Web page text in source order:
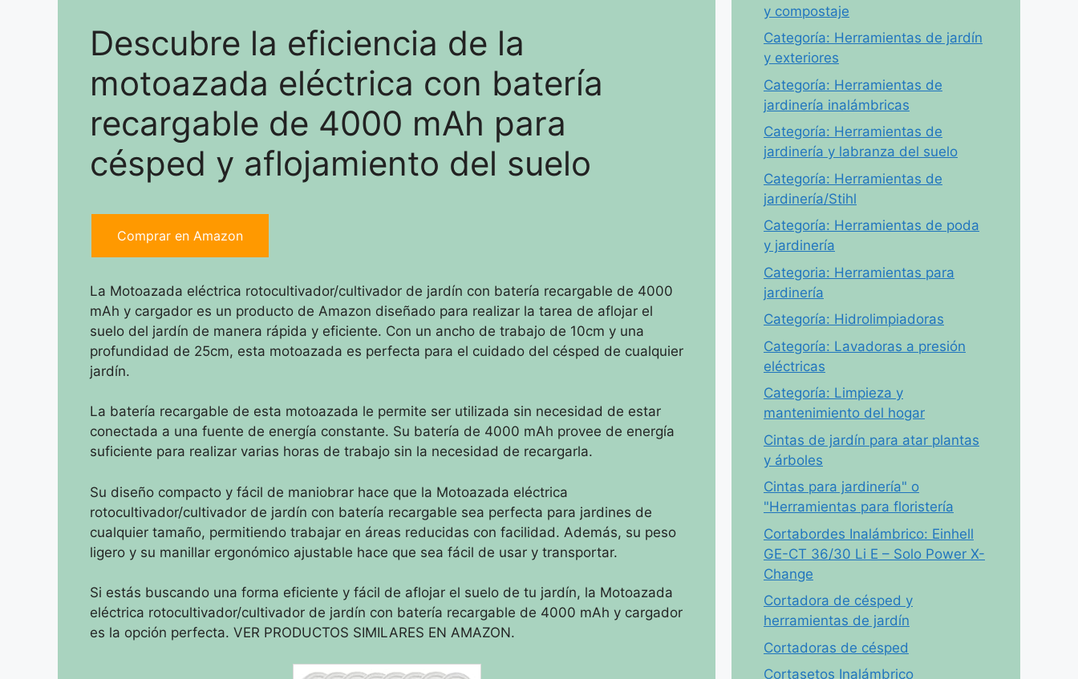
Descubre la eficiencia de la
motoazada eléctrica con batería
recargable de 4000 mAh para
césped y aflojamiento del suelo
Comprar en Amazon
La Motoazada eléctrica rotocultivador/cultivador de jardín con batería recargable de 4000
mAh y cargador es un producto de Amazon diseñado para realizar la tarea de aflojar el
suelo del jardín de manera rápida y eficiente. Con un ancho de trabajo de 10cm y una
profundidad de 25cm, esta motoazada es perfecta para el cuidado del césped de cualquier
jardín.
La batería recargable de esta motoazada le permite ser utilizada sin necesidad de estar
conectada a una fuente de energía constante. Su batería de 4000 mAh provee de energía
suficiente para realizar varias horas de trabajo sin la necesidad de recargarla.
Su diseño compacto y fácil de maniobrar hace que la Motoazada eléctrica
rotocultivador/cultivador de jardín con batería recargable sea perfecta para jardines de
cualquier tamaño, permitiendo trabajar en áreas reducidas con facilidad. Además, su peso
ligero y su manillar ergonómico ajustable hace que sea fácil de usar y transportar.
Si estás buscando una forma eficiente y fácil de aflojar el suelo de tu jardín, la Motoazada
eléctrica rotocultivador/cultivador de jardín con batería recargable de 4000 mAh y cargador
es la opción perfecta. VER PRODUCTOS SIMILARES EN AMAZON.
y compostaje
Categoría: Herramientas de jardín
y exteriores
Categoría: Herramientas de
jardinería inalámbricas
Categoría: Herramientas de
jardinería y labranza del suelo
Categoría: Herramientas de
jardinería/Stihl
Categoría: Herramientas de poda
y jardinería
Categoria: Herramientas para
jardinería
Categoría: Hidrolimpiadoras
Categoría: Lavadoras a presión
eléctricas
Categoría: Limpieza y
mantenimiento del hogar
Cintas de jardín para atar plantas
y árboles
Cintas para jardinería" o
"Herramientas para floristería
Cortabordes Inalámbrico: Einhell
GE-CT 36/30 Li E – Solo Power X-
Change
Cortadora de césped y
herramientas de jardín
Cortadoras de césped
Cortasetos Inalámbrico